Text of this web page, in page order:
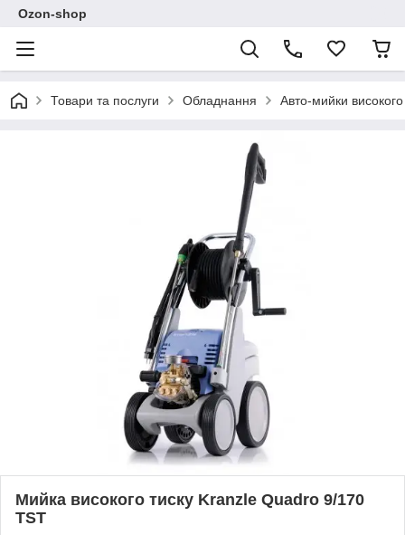
Ozon-shop
Товари та послуги Обладнання Авто-мийки високого
Мийка високого тиску Kranzle Quadro 9/170
TST